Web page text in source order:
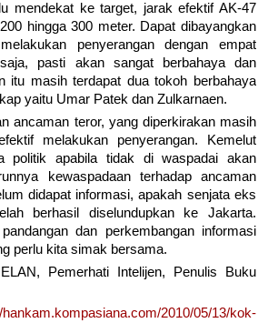
mendekat ke target, jarak efektif AK-47
hingga 300 meter. Dapat dibayangkan
penyerangan dengan empat
pasti akan sangat berbahaya dan
itu masih terdapat dua tokoh berbahaya
yaitu Umar Patek dan Zulkarnaen.
ancaman teror, yang diperkirakan masih
melakukan penyerangan. Kemelut
politik apabila tidak di waspadai akan
kewaspadaan terhadap ancaman
didapat informasi, apakah senjata eks
berhasil diselundupkan ke Jakarta.
dan perkembangan informasi
perlu kita simak bersama.
Pemerhati Intelijen, Penulis Buku
hankam.kompasiana.com/2010/05/13/kok-